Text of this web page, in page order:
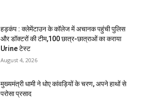
हड़कंप : क्लेमेंटाउन के कॉलेज में अचानक पहुंची पुलिस
और डॉक्टरों की टीम,100 छात्र-छात्राओं का कराया
Urine टेस्ट
August 4, 2026
मुख्यमंत्री धामी ने धोए कांवड़ियों के चरण, अपने हाथों से
परोसा प्रसाद